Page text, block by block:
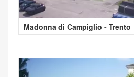
Madonna di Campiglio - Trento